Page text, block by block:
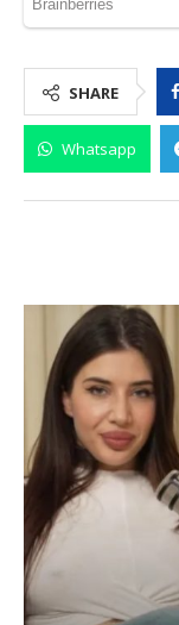
SHARE
Whatsapp